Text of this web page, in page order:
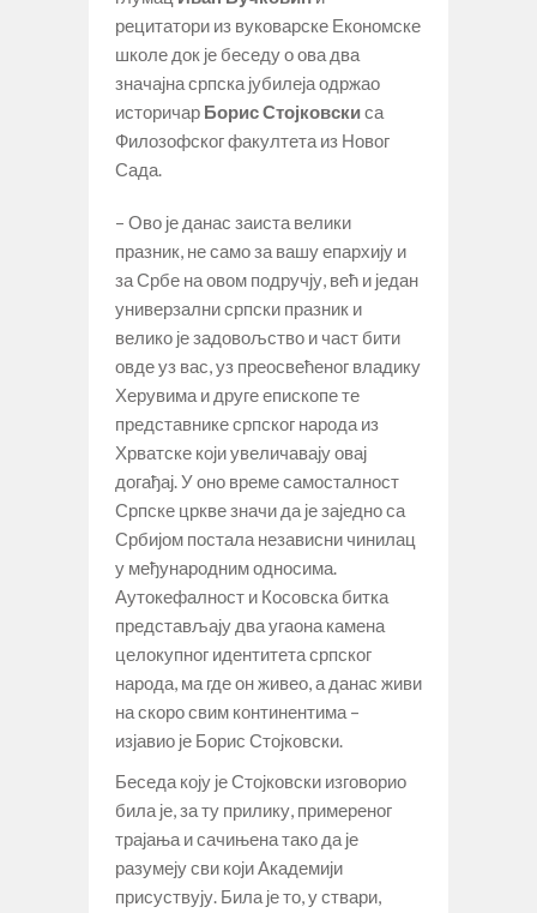
рецитатори из вуковарске Економске
школе док је беседу о ова два
значајна српска јубилеја одржао
историчар Борис Стојковскиса
Филозофског факултета из Новог
Сада.
– Ово је данас заиста велики
празник, не само за вашу епархију и
за Србе на овом подручју, већ и један
универзални српски празник и
велико је задовољство и част бити
овде уз вас, уз преосвећеног владику
Херувима и друге епископе те
представнике српског народа из
Хрватске који увеличавају овај
догађај. У оно време самосталност
Српске цркве значи да је заједно са
Србијом постала независни чинилац
у међународним односима.
Аутокефалност и Косовска битка
представљају два угаона камена
целокупног идентитета српског
народа, ма где он живео, а данас живи
на скоро свим континентима –
изјавио је Борис Стојковски.
Беседа коју је Стојковски изговорио
била је, за ту прилику, примереног
трајања и сачињена тако да је
разумеју сви који Академији
присуствују. Била је то, у ствари,